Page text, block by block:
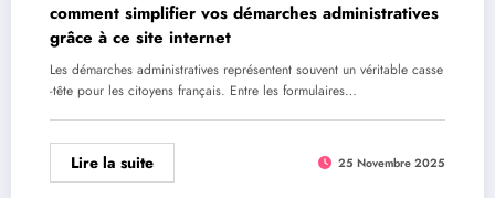
comment simplifier vos démarches administratives
grâce à ce site internet
Les démarches administratives représentent souvent un véritable casse
-tête pour les citoyens français. Entre les formulaires…
Lire la suite 25 Novembre 2025